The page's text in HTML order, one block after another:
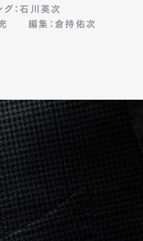
グ：石川英次
編集：倉持佑次